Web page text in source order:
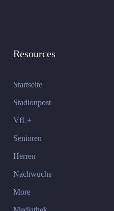
Resources
Startseite
Stadionpost
VfL+
Senioren
Herren
Nachwuchs
More